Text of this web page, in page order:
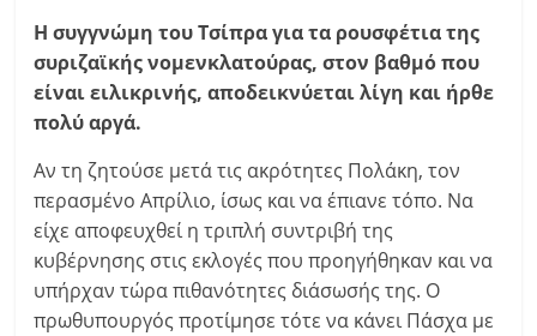
Η συγγνώμη του Τσίπρα για τα ρουσφέτια της
συριζαϊκής νομενκλατούρας, στον βαθμό που
είναι ειλικρινής, αποδεικνύεται λίγη και ήρθε
πολύ αργά.
Αν τη ζητούσε μετά τις ακρότητες Πολάκη, τον
περασμένο Απρίλιο, ίσως και να έπιανε τόπο. Να
είχε αποφευχθεί η τριπλή συντριβή της
κυβέρνησης στις εκλογές που προηγήθηκαν και να
υπήρχαν τώρα πιθανότητες διάσωσής της. Ο
πρωθυπουργός προτίμησε τότε να κάνει Πάσχα με